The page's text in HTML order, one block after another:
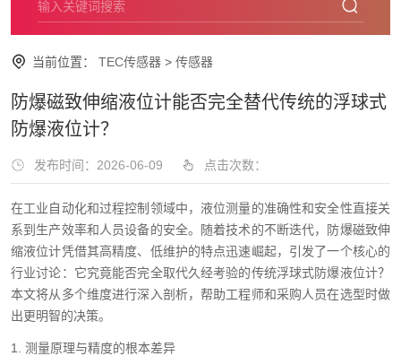
当前位置： TEC传感器 > 传感器
防爆磁致伸缩液位计能否完全替代传统的浮球式
防爆液位计？
发布时间：2026-06-09 点击次数：
在工业自动化和过程控制领域中，液位测量的准确性和安全性直接关
系到生产效率和人员设备的安全。随着技术的不断迭代，防爆磁致伸
缩液位计凭借其高精度、低维护的特点迅速崛起，引发了一个核心的
行业讨论：它究竟能否完全取代久经考验的传统浮球式防爆液位计？
本文将从多个维度进行深入剖析，帮助工程师和采购人员在选型时做
出更明智的决策。
1. 测量原理与精度的根本差异